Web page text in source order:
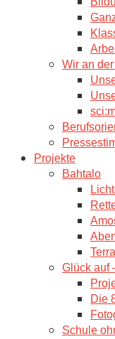
Wir an
Projekte
Bahtalo
Terra
Glück auf
Die
Schule